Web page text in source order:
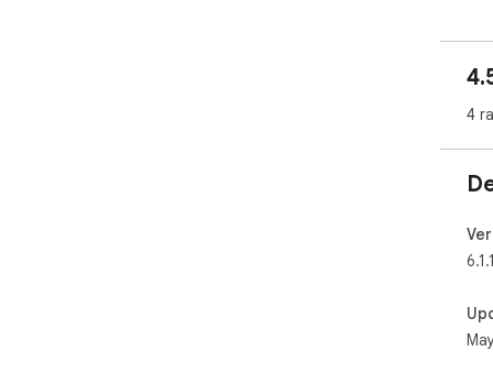
置
每
还
2.
3.
4